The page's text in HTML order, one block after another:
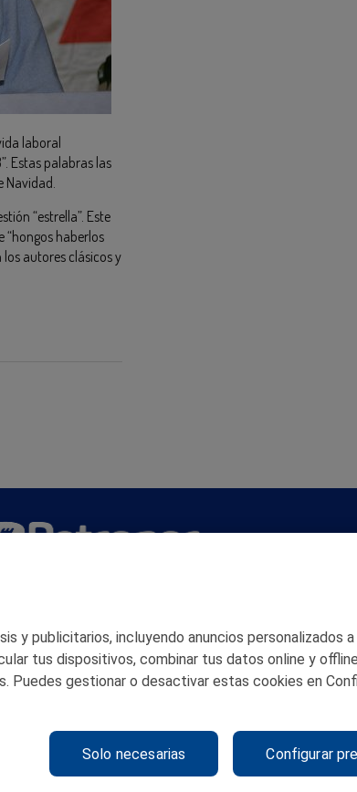
laboral
Estas palabras las
“estrella”. Este
“hongos haberlos
autores clásicos y
Petronor S.A.
y publicitarios, incluyendo anuncios personalizados
tus dispositivos, combinar tus datos online y
Puedes gestionar o desactivar estas cookies en
Configurar
Solo necesarias